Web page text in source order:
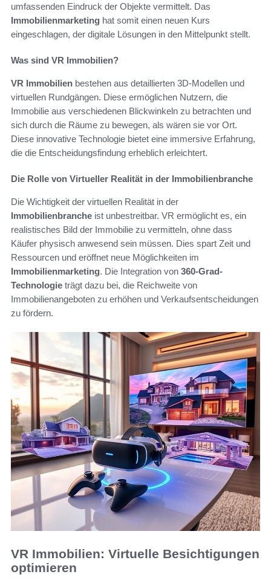
umfassenden Eindruck der Objekte vermittelt. Das
Immobilienmarketing hat somit einen neuen Kurs
eingeschlagen, der digitale Lösungen in den Mittelpunkt stellt.
Was sind VR Immobilien?
VR Immobilien bestehen aus detaillierten 3D-Modellen und
virtuellen Rundgängen. Diese ermöglichen Nutzern, die
Immobilie aus verschiedenen Blickwinkeln zu betrachten und
sich durch die Räume zu bewegen, als wären sie vor Ort.
Diese innovative Technologie bietet eine immersive Erfahrung,
die die Entscheidungsfindung erheblich erleichtert.
Die Rolle von Virtueller Realität in der Immobilienbranche
Die Wichtigkeit der virtuellen Realität in der
Immobilienbranche ist unbestreitbar. VR ermöglicht es, ein
realistisches Bild der Immobilie zu vermitteln, ohne dass
Käufer physisch anwesend sein müssen. Dies spart Zeit und
Ressourcen und eröffnet neue Möglichkeiten im
Immobilienmarketing. Die Integration von 360-Grad-
Technologie trägt dazu bei, die Reichweite von
Immobilienangeboten zu erhöhen und Verkaufsentscheidungen
zu fördern.
VR Immobilien: Virtuelle Besichtigungen
optimieren